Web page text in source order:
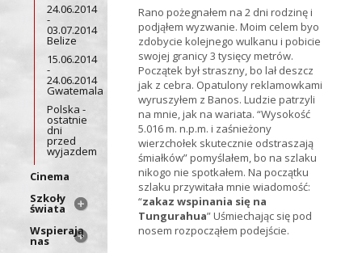
24.06.2014
-
03.07.2014
Belize
15.06.2014
-
24.06.2014
Gwatemala
Polska -
ostatnie
dni
przed
wyjazdem
Cinema
Szkoły
świata
Wspierają
nas
Rano pożegnałem na 2 dni rodzinę i
podjąłem wyzwanie. Moim celem byo
zdobycie kolejnego wulkanu i pobicie
swojej granicy 3 tysięcy metrów.
Początek był straszny, bo lał deszcz
jak z cebra. Opatulony reklamowkami
wyruszyłem z Banos. Ludzie patrzyli
na mnie, jak na wariata. “Wysokość
5.016 m. n.p.m. i zaśnieżony
wierzchołek skutecznie odstraszają
śmiałków” pomyślałem, bo na szlaku
nikogo nie spotkałem. Na początku
szlaku przywitała mnie wiadomość:
“zakaz wspinania się na
Tungurahua” Uśmiechając się pod
nosem rozpocząłem podejście.